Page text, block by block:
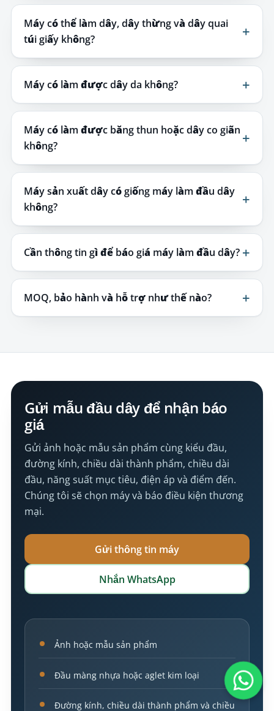
Máy có thể làm dây, dây thừng và dây quai
túi giấy không?
Máy có làm được dây da không?
Máy có làm được băng thun hoặc dây co giãn
không?
Máy sản xuất dây có giống máy làm đầu dây
không?
Cần thông tin gì để báo giá máy làm đầu dây?
MOQ, bảo hành và hỗ trợ như thế nào?
Gửi mẫu đầu dây để nhận báo
giá
Gửi ảnh hoặc mẫu sản phẩm cùng kiểu đầu,
đường kính, chiều dài thành phẩm, chiều dài
đầu, năng suất mục tiêu, điện áp và điểm đến.
Chúng tôi sẽ chọn máy và báo điều kiện thương
mại.
Gửi thông tin máy
Nhắn WhatsApp
Ảnh hoặc mẫu sản phẩm
Đầu màng nhựa hoặc aglet kim loại
Đường kính, chiều dài thành phẩm và chiều